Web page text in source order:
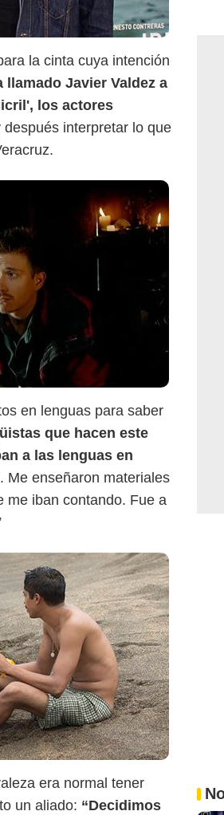
la cinta cuya intención
Javier Valdez a
los actores
después interpretar lo que
en lenguas para saber
que hacen este
a las lenguas en
. Me enseñaron materiales
me iban contando. Fue a
era normal tener
un aliado: “Decidimos